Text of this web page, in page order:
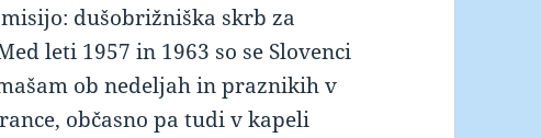
dušobrižniška skrb za
leti 1957 in 1963 so se Slovenci
ob nedeljah in praznikih v
občasno pa tudi v kapeli